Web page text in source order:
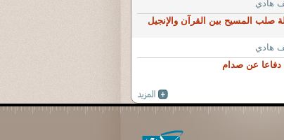
هادي
صلب المسيح بين القرآن والإنجيل
هادي
عن صدام